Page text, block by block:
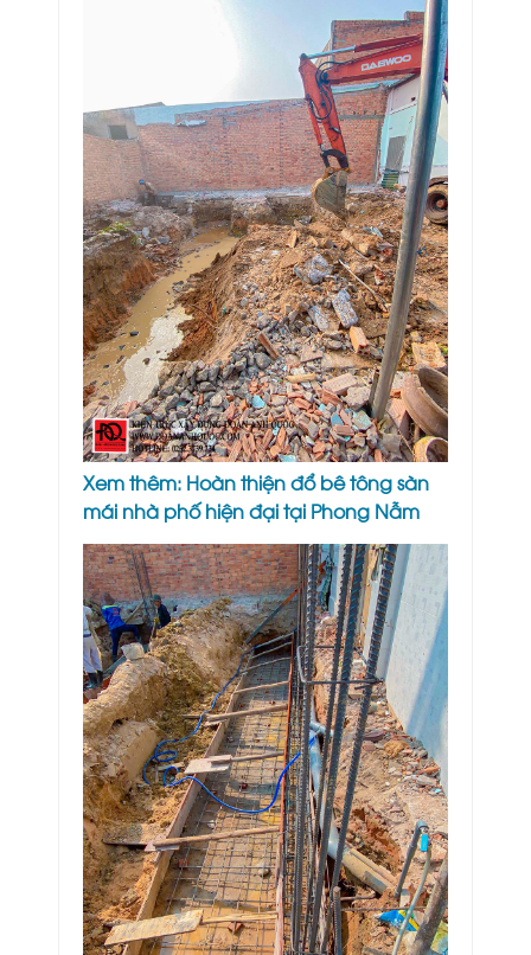
Xem thêm: Hoàn thiện đổ bê tông sàn
mái nhà phố hiện đại tại Phong Nẫm